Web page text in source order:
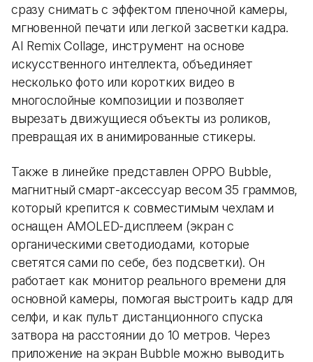
сразу снимать с эффектом пленочной камеры,
мгновенной печати или легкой засветки кадра.
AI Remix Collage, инструмент на основе
искусственного интеллекта, объединяет
несколько фото или коротких видео в
многослойные композиции и позволяет
вырезать движущиеся объекты из роликов,
превращая их в анимированные стикеры.
Также в линейке представлен OPPO Bubble,
магнитный смарт-аксессуар весом 35 граммов,
который крепится к совместимым чехлам и
оснащен AMOLED-дисплеем (экран с
органическими светодиодами, которые
светятся сами по себе, без подсветки). Он
работает как монитор реального времени для
основной камеры, помогая выстроить кадр для
селфи, и как пульт дистанционного спуска
затвора на расстоянии до 10 метров. Через
приложение на экран Bubble можно выводить